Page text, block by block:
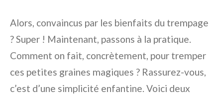
Alors, convaincus par les bienfaits du trempage
? Super ! Maintenant, passons à la pratique.
Comment on fait, concrètement, pour tremper
ces petites graines magiques ? Rassurez-vous,
c’est d’une simplicité enfantine. Voici deux